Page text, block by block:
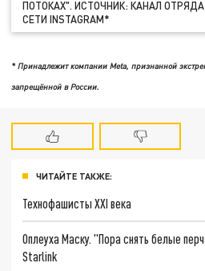
ПОТОКАХ". ИСТОЧНИК: КАНАЛ ОТРЯДА
СЕТИ INSTAGRAM*
* Принадлежит компании Meta, признанной
запрещённой в России.
ЧИТАЙТЕ ТАКЖЕ:
Технофашисты XXI века
Оплеуха Маску. "Пора снять белые
Starlink